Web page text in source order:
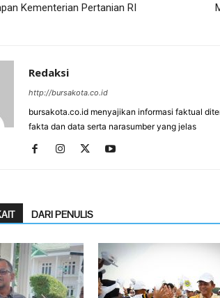
Kementerian Pertanian RI
Redaksi
http://bursakota.co.id
bursakota.co.id menyajikan informasi faktual
fakta dan data serta narasumber yang jelas
DARI PENULIS